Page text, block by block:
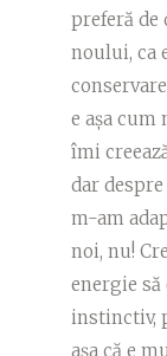
preferă
noului, ca
e așa cum
îmi
dar
m-am
noi, nu!
energie să
instinctiv,
așa că e